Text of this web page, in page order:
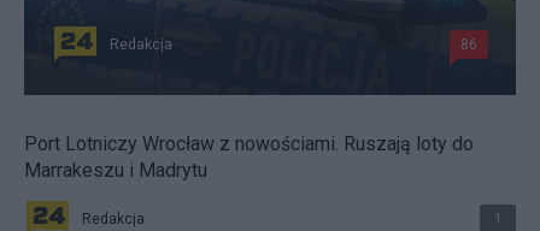
Redakcja 86
Port Lotniczy Wrocław z nowościami. Ruszają loty do
Marrakeszu i Madrytu
Redakcja 1